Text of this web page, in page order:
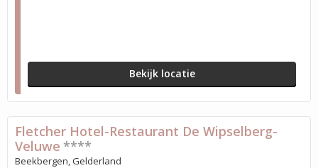
Bekijk locatie
Fletcher Hotel-Restaurant De Wipselberg-
Veluwe ****
Beekbergen, Gelderland